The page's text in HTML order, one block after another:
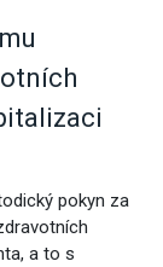
pokyn za
a to s